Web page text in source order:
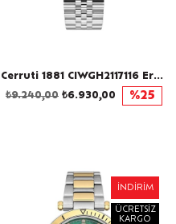
Cerruti 1881 CIWGH2117116 Erkek Kol Saati
₺6.930,00
₺9.240,00 %25
İNDIRIM
ÜCRETSIZ
KARGO